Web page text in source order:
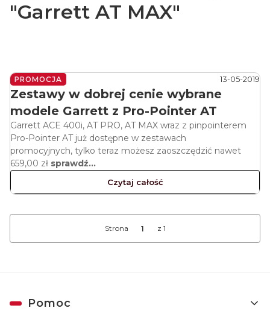
"Garrett AT MAX"
PROMOCJA 13-05-2019
Zestawy w dobrej cenie wybrane
modele Garrett z Pro-Pointer AT
Garrett ACE 400i, AT PRO, AT MAX wraz z pinpointerem
Pro-Pointer AT już dostępne w zestawach
promocyjnych, tylko teraz możesz zaoszczędzić nawet
659,00 zł sprawdź...
Czytaj całość
Strona z 1
Linki w stopce
Pomoc